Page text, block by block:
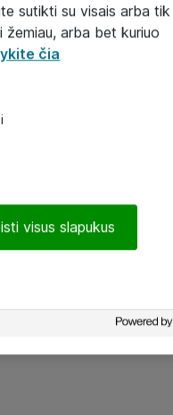
sutikti su visais arba tik
žemiau, arba bet kuriuo
čia
visus slapukus